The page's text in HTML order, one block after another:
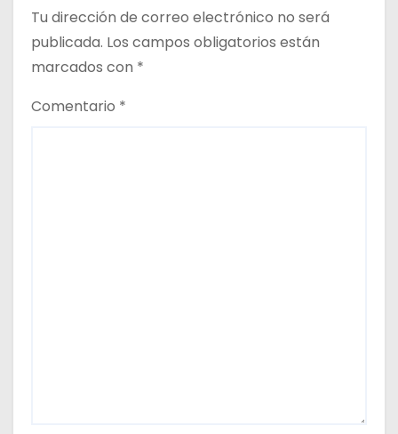
t
r
a
Tu dirección de correo electrónico no será
publicada. Los campos obligatorios están
marcados con *
Comentario *